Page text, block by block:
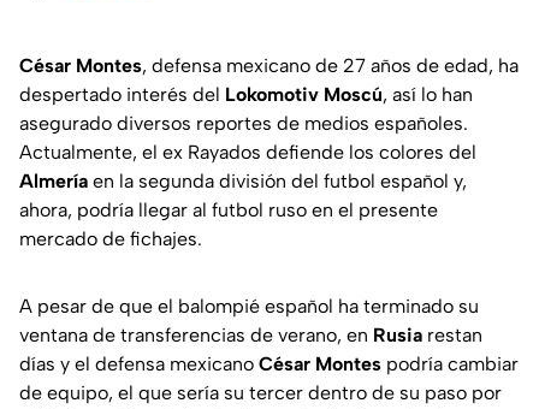
César Montes, defensa mexicano de 27 años de edad, ha
despertado interés del Lokomotiv Moscú, así lo han
asegurado diversos reportes de medios españoles.
Actualmente, el ex Rayados defiende los colores del
Almería en la segunda división del futbol español y,
ahora, podría llegar al futbol ruso en el presente
mercado de fichajes.
A pesar de que el balompié español ha terminado su
ventana de transferencias de verano, en Rusia restan
días y el defensa mexicano César Montes podría cambiar
de equipo, el que sería su tercer dentro de su paso por